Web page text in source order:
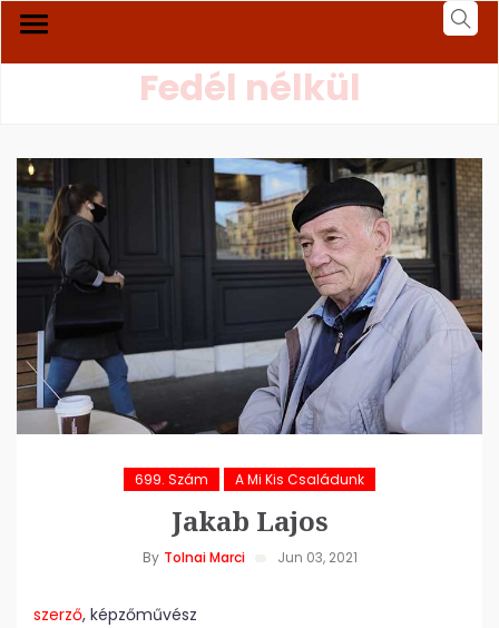
Fedél nélkül
699. Szám A Mi Kis Családunk
Jakab Lajos
By Tolnai Marci Jun 03, 2021
szerző, képzőművész